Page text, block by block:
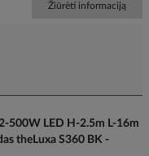
Žiūrėti informaciją
500W LED H-2.5m L-16m
theLuxa S360 BK -